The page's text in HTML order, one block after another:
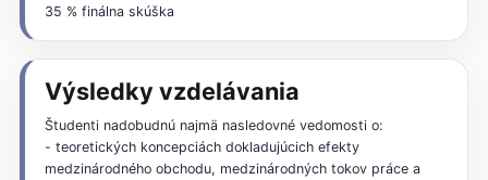
35 % finálna skúška
Výsledky vzdelávania
Študenti nadobudnú najmä nasledovné vedomosti o:
- teoretických koncepciách dokladujúcich efekty
medzinárodného obchodu, medzinárodných tokov práce a